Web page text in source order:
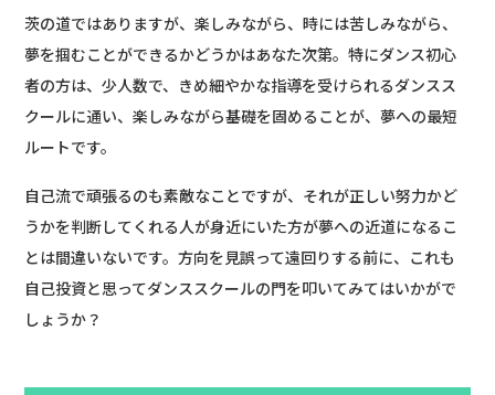
茨の道ではありますが、楽しみながら、時には苦しみながら、
夢を掴むことができるかどうかはあなた次第。特にダンス初心
者の方は、少人数で、きめ細やかな指導を受けられるダンスス
クールに通い、楽しみながら基礎を固めることが、夢への最短
ルートです。
自己流で頑張るのも素敵なことですが、それが正しい努力かど
うかを判断してくれる人が身近にいた方が夢への近道になるこ
とは間違いないです。方向を見誤って遠回りする前に、これも
自己投資と思ってダンススクールの門を叩いてみてはいかがで
しょうか？